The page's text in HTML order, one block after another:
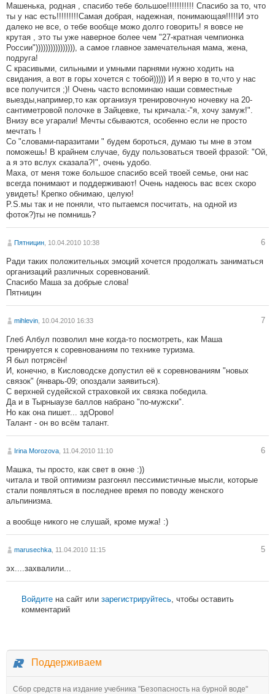
Машенька, родная , спасибо тебе большое!!!!!!!!!!! Спасибо за то, что
ты у нас есть!!!!!!!!!Самая добрая, надежная, понимающая!!!!!И это
далеко не все, о тебе вообще можо долго говорить! я вовсе не
крутая , это ты уже наверное более чем "27-кратная чемпионка
России")))))))))))))))), а самое главное замечательная мама, жена,
подруга!
С красивыми, сильными и умными парнями нужно ходить на
свидания, а вот в горы хочется с тобой))))) И я верю в то,что у нас
все получится ;)! Очень часто вспоминаю наши совместные
выезды,например,то как организуя тренировочную ночевку на 20-
сантиметровой полочке в Зайцевке, ты кричала:-"я, хочу замуж!".
Внизу все угарали! Мечты сбываются, особенно если не просто
мечтать !
Со "словами-паразитами " будем бороться, думаю ты мне в этом
поможешь! В крайнем случае, буду пользоваться твоей фразой: "Ой,
а я это вслух сказала?!", очень удобо.
Маха, от меня тоже большое спасибо всей твоей семье, они нас
всегда понимают и поддерживают! Очень надеюсь вас всех скоро
увидеть! Крепко обнимаю, целую!
P.S.мы так и не поняли, что пытаемся посчитать, на одной из
фоток?)ты не помнишь?
Пятницин , 10.04.2010 10:38 6
Ради таких положительных эмоций хочется продолжать заниматься
организаций различных соревнований.
Спасибо Маша за добрые слова!
Пятницин
mihlevin , 10.04.2010 16:33 7
Глеб Албул позволил мне когда-то посмотреть, как Маша
тренируется к соревнованиям по технике туризма.
Я был потрясён!
И, конечно, в Кисловодске допустил её к соревнованиям "новых
связок" (январь-09; опоздали заявиться).
С верхней судейской страховкой их связка победила.
Да и в Тырныаузе баллов набрано "по-мужски".
Но как она пишет... здОрово!
Талант - он во всём талант.
Irina Morozova , 11.04.2010 11:10 6
Машка, ты просто, как свет в окне :))
читала и твой оптимизм разгонял пессимистичные мысли, которые
стали появляться в последнее время по поводу женского
альпинизма.
а вообще никого не слушай, кроме мужа! :)
marusechka , 11.04.2010 11:15 5
эх....захвалили...
Войдите на сайт или зарегистрируйтесь , чтобы оставить
комментарий
Поддерживаем
Сбор средств на издание учебника "Безопасность на бурной воде"